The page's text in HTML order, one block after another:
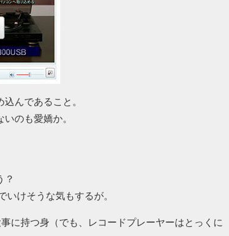
込んであること。
のも愛嬌か。
？
いけそうな気もするが。
に持つ身（でも、レコードプレーヤーはとっくに